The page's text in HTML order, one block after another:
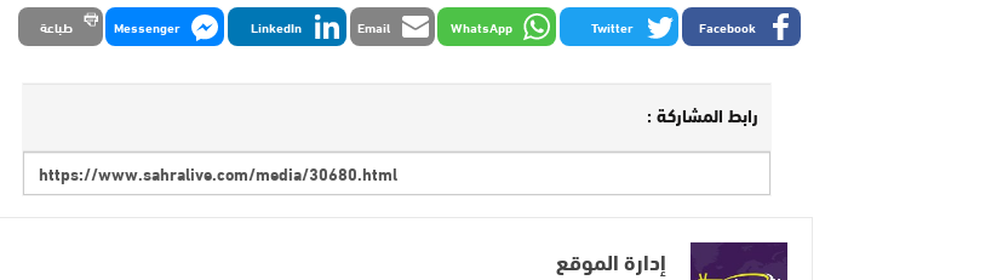
Facebook
Twitter
WhatsApp
Email
LinkedIn
Messenger طباعة
رابط المشاركة :
إدارة الموقع